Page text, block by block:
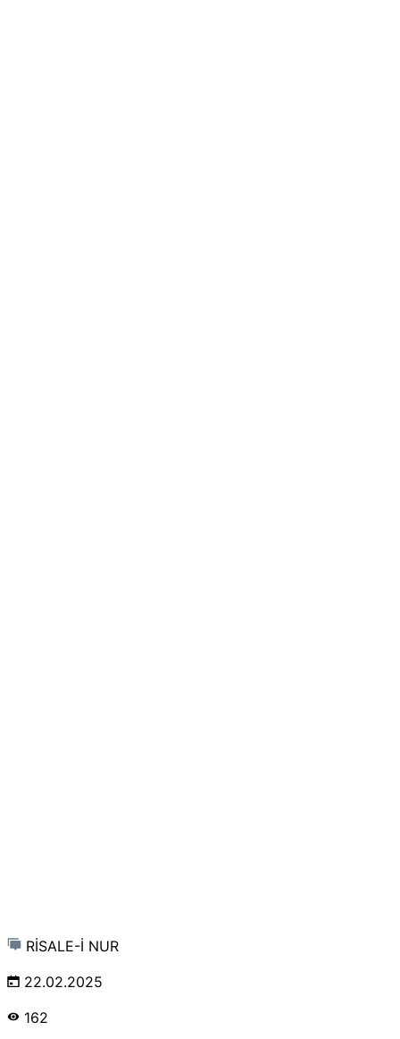
RİSALE-İ NUR
22.02.2025
162